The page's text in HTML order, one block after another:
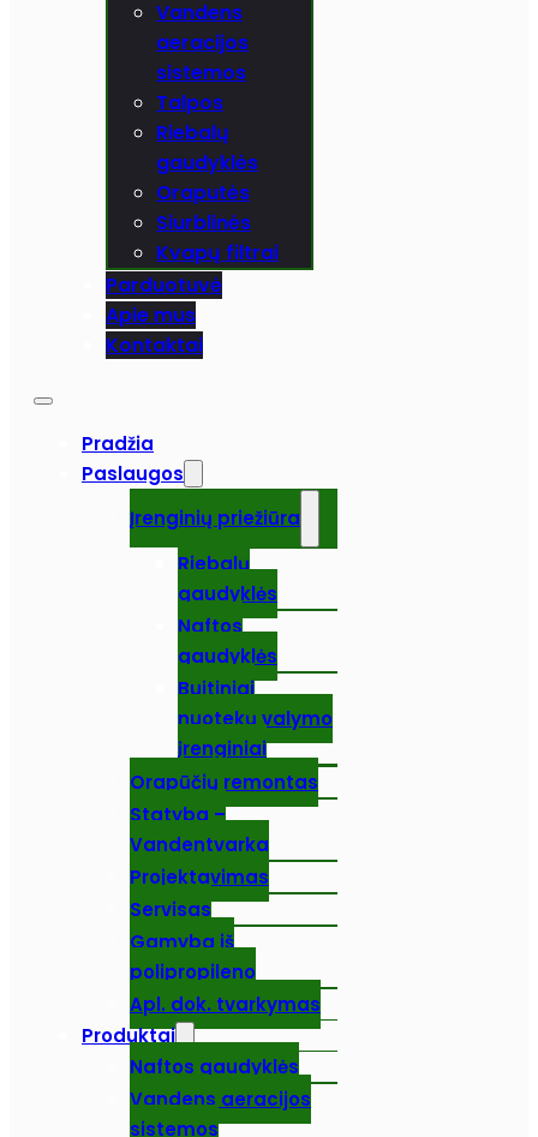
Vandens
aeracijos
sistemos
Talpos
Riebalų
gaudyklės
Oraputės
Siurblinės
Kvapų filtrai
Parduotuvė
Apie mus
Kontaktai
Pradžia
Paslaugos
Įrenginių priežiūra
Riebalų
gaudyklės
Naftos
gaudyklės
Buitiniai
nuotekų valymo
įrenginiai
Orapūčių remontas
Statyba –
Vandentvarka
Projektavimas
Servisas
Gamyba iš
polipropileno
Apl. dok. tvarkymas
Produktai
Naftos gaudyklės
Vandens aeracijos
sistemos